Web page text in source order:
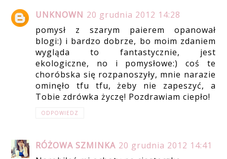
UNKNOWN 20 grudnia 2012 14:28
pomysł z szarym paierem opanował
blogi:) i bardzo dobrze, bo moim zdaniem
wygląda to fantastycznie, jest
ekologiczne, no i pomysłowe:) coś te
choróbska się rozpanoszyły, mnie narazie
ominęło tfu tfu, żeby nie zapeszyć, a
Tobie zdrówka życzę! Pozdrawiam ciepło!
ODPOWIEDZ
RÓŻOWA SZMINKA 20 grudnia 2012 14:41